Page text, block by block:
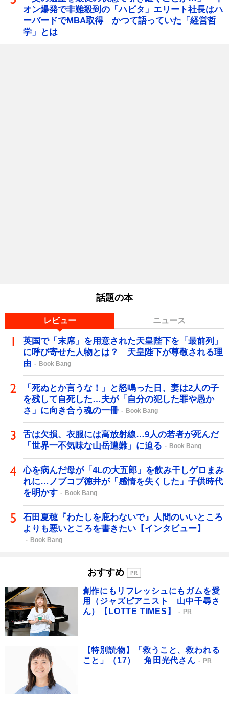
オン爆発で非難殺到の「ハビタ」エリート社長はハ
ーバードでMBA取得 かつて語っていた「経営哲
学」とは
話題の本
レビュー ニュース
英国で「末席」を用意された天皇陛下を「最前列」
に呼び寄せた人物とは？ 天皇陛下が尊敬される理
由
Book Bang
「死ぬとか言うな！」と怒鳴った日、妻は2人の子
を残して自死した…夫が「自分の犯した罪や愚か
さ」に向き合う魂の一冊
Book Bang
舌は欠損、衣服には高放射線…9人の若者が死んだ
「世界一不気味な山岳遭難」に迫る
Book Bang
心を病んだ母が「4Lの大五郎」を飲み干しゲロまみ
れに…ノブコブ徳井が「感情を失くした」子供時代
を明かす
Book Bang
石田夏穂『わたしを庇わないで』人間のいいところ
よりも悪いところを書きたい【インタビュー】
Book Bang
おすすめ
創作にもリフレッシュにもガムを愛
用（ジャズピアニスト 山中千尋さ
ん）【LOTTE TIMES】
PR
【特別読物】「救うこと、救われる
こと」（17） 角田光代さん
PR